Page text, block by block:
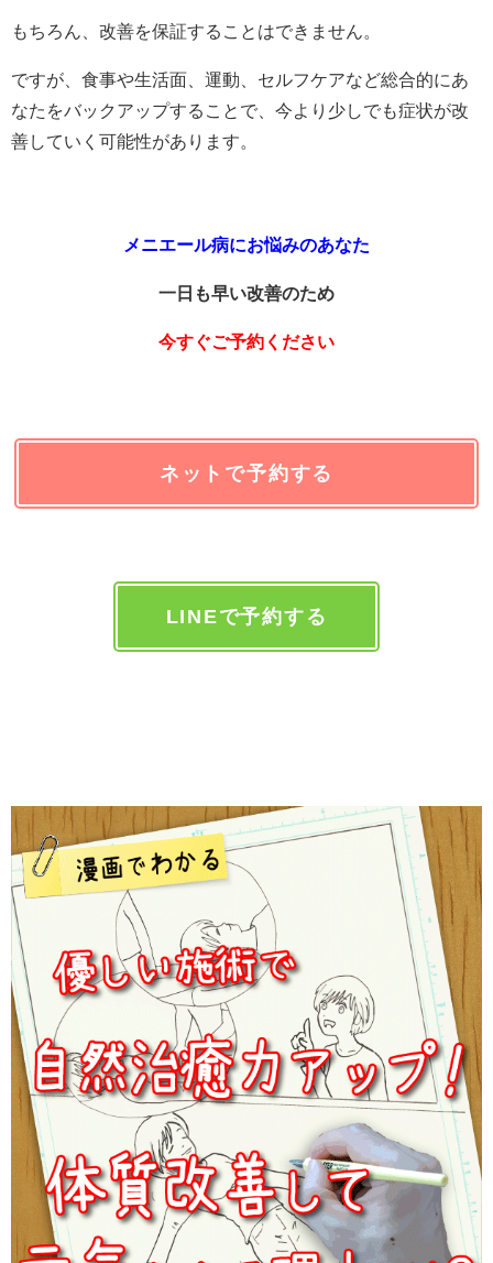
もちろん、改善を保証することはできません。
ですが、食事や生活面、運動、セルフケアなど総合的にあ
なたをバックアップすることで、今より少しでも症状が改
善していく可能性があります。
メニエール病にお悩みのあなた
一日も早い改善のため
今すぐご予約ください
ネットで予約する
LINEで予約する